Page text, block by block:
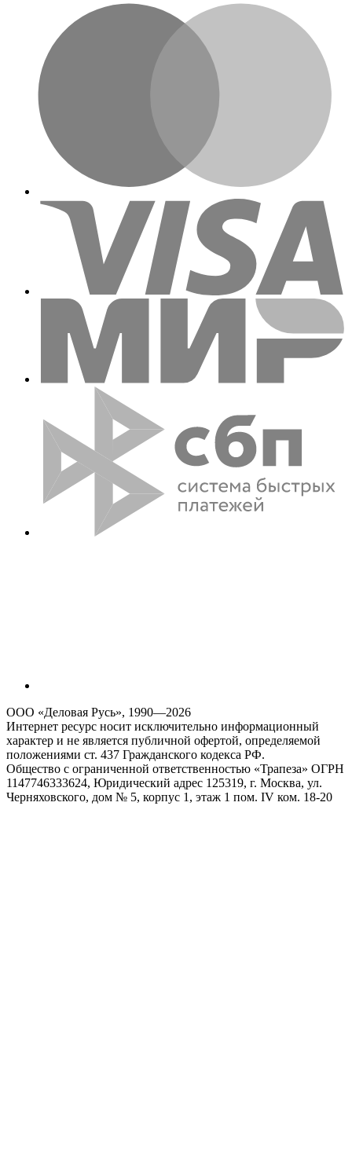
ООО «Деловая Русь», 1990—2026
Интернет ресурс носит исключительно информационный
характер и не является публичной офертой, определяемой
положениями ст. 437 Гражданского кодекса РФ.
Общество с ограниченной ответственностью «Трапеза» ОГРН
1147746333624, Юридический адрес 125319, г. Москва, ул.
Черняховского, дом № 5, корпус 1, этаж 1 пом. IV ком. 18-20